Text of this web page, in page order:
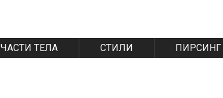
ЧАСТИ ТЕЛА СТИЛИ ПИРСИНГ